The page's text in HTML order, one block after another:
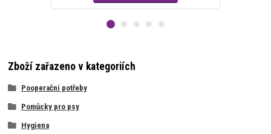
Zboží zařazeno v kategoriích
Pooperační potřeby
Pomůcky pro psy
Hygiena